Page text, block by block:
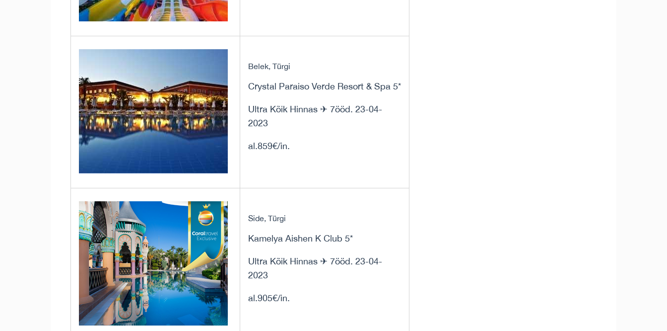
Belek, Türgi
Crystal Paraiso Verde Resort & Spa 5*
Ultra Kõik Hinnas ✈ 7ööd. 23-04-
2023
al.859€/in.
Side, Türgi
Kamelya Aishen K Club 5*
Ultra Kõik Hinnas ✈ 7ööd. 23-04-
2023
al.905€/in.